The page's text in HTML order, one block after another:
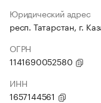
Юридический адрес
респ. Татарстан, г.
ОГРН
1141690052580
ИНН
1657144561